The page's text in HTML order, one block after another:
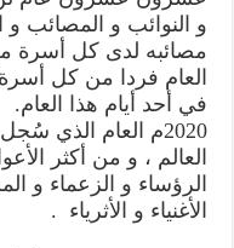
و النوائب و المصائب و
مصائبه لدى كل أسرة
العام فردا من كل
في أحد أيام هذا العام.
2020م العام الذي
العالم ، و من أكثر
الرؤساء و الزعماء و
الأغنياء و الأثرياء .